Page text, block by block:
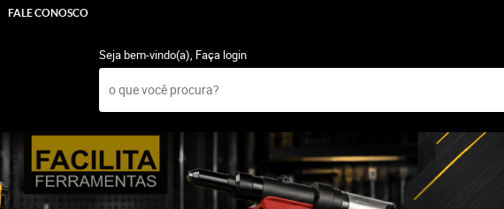
FALE CONOSCO
Seja bem-vindo(a), Faça login